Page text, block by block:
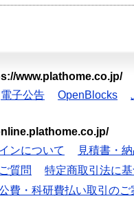
www.plathome.co.jp/
電子公告 OpenBlocks
ンについて
見積書・
質問
特定商取引法に
費・科研費払い取引のご